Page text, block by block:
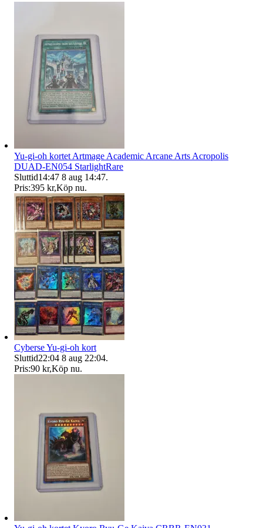
Yu-gi-oh kortet Artmage Academic Arcane Arts Acropolis
DUAD-EN054 StarlightRare
Sluttid14:47 8 aug 14:47.
Pris:395 kr,Köp nu.
Cyberse Yu-gi-oh kort
Sluttid22:04 8 aug 22:04.
Pris:90 kr,Köp nu.